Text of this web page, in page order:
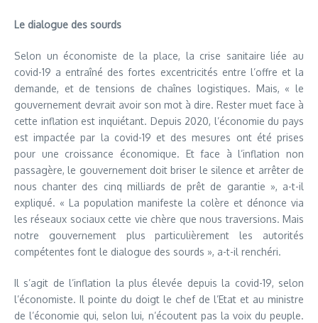
Le dialogue des sourds
Selon un économiste de la place, la crise sanitaire liée au
covid-19 a entraîné des fortes excentricités entre l’offre et la
demande, et de tensions de chaînes logistiques. Mais, « le
gouvernement devrait avoir son mot à dire. Rester muet face à
cette inflation est inquiétant. Depuis 2020, l’économie du pays
est impactée par la covid-19 et des mesures ont été prises
pour une croissance économique. Et face à l’inflation non
passagère, le gouvernement doit briser le silence et arrêter de
nous chanter des cinq milliards de prêt de garantie », a-t-il
expliqué. « La population manifeste la colère et dénonce via
les réseaux sociaux cette vie chère que nous traversions. Mais
notre gouvernement plus particulièrement les autorités
compétentes font le dialogue des sourds », a-t-il renchéri.
Il s’agit de l’inflation la plus élevée depuis la covid-19, selon
l’économiste. Il pointe du doigt le chef de l’Etat et au ministre
de l’économie qui, selon lui, n’écoutent pas la voix du peuple.